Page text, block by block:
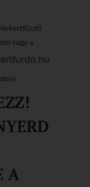
vagy a
A